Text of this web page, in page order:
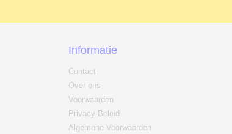
Informatie
Contact
Over ons
Voorwaarden
Privacy-Beleid
Algemene Voorwaarden